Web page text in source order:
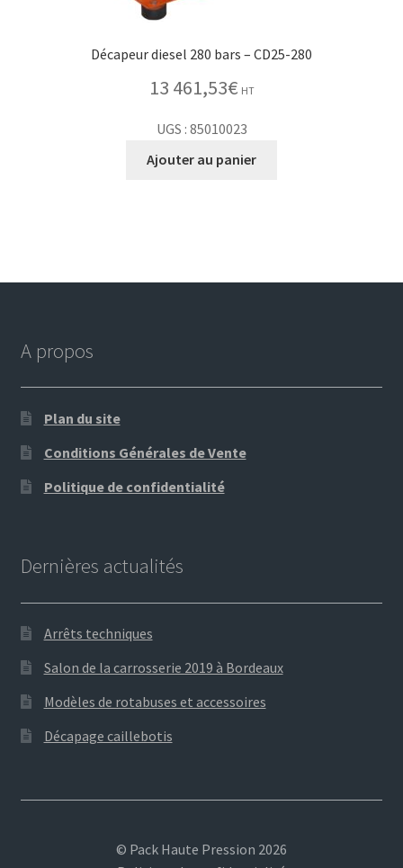
Décapeur diesel 280 bars – CD25-280
13 461,53€ HT
UGS : 85010023
Ajouter au panier
A propos
Plan du site
Conditions Générales de Vente
Politique de confidentialité
Dernières actualités
Arrêts techniques
Salon de la carrosserie 2019 à Bordeaux
Modèles de rotabuses et accessoires
Décapage caillebotis
© Pack Haute Pression 2026